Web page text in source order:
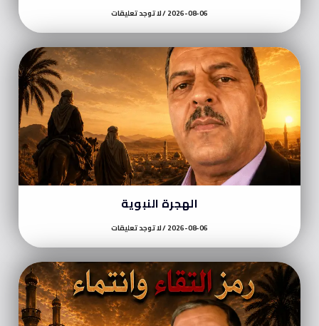
2026-08-06 لا توجد تعليقات
الهجرة النبوية
2026-08-06 لا توجد تعليقات